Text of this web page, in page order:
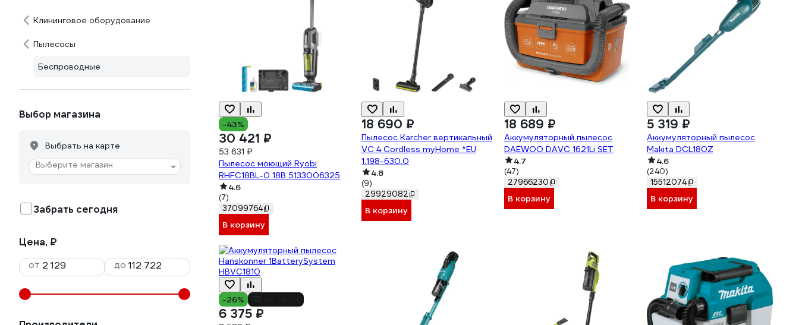
Клининговое оборудование
Пылесосы
Беспроводные
Выбор магазина
Выбрать на карте
Выберите магазин
Забрать сегодня
Цена, ₽
от
до
-43%
30 421 ₽
53 631 ₽
Пылесос моющий Ryobi
RHFC18BL-0 18В 5133006325
4.6
(7)
37099764
В корзину
18 690 ₽
Пылесос Karcher вертикальный
VC 4 Cordless myHome *EU
1.198-630.0
4.8
(9)
29929082
В корзину
18 689 ₽
Аккумуляторный пылесос
DAEWOO DAVC 1621Li SET
4.7
(47)
27966230
В корзину
5 319 ₽
Аккумуляторный пылесос
Makita DCL180Z
4.6
(240)
15512074
В корзину
-26%
6 375 ₽